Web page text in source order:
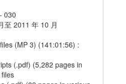
030
至 2011 年 10 月
(MP 3) (141:01:56) :
(5,282 pages in